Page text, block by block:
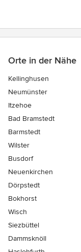
Orte in der Nähe
Kellinghusen
Neumünster
Itzehoe
Bad Bramstedt
Barmstedt
Wilster
Busdorf
Neuenkirchen
Dörpstedt
Bokhorst
Wisch
Siezbüttel
Dammsknöll